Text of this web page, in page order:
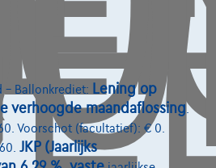
– Ballonkrediet: Lening op
verhoogde maandaflossing.
Voorschot (facultatief): € 0.
JKP (Jaarlijks
B12